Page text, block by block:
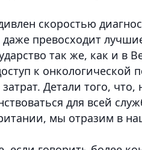
скоростью
даже превосходит
так же, как и в
к онкологической
Детали того,
для всей
мы отразим в